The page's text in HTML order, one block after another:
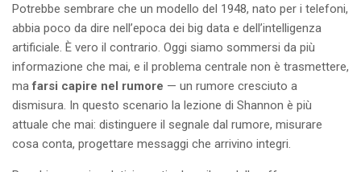
Potrebbe sembrare che un modello del 1948, nato per i telefoni,
abbia poco da dire nell’epoca dei big data e dell’intelligenza
artificiale. È vero il contrario. Oggi siamo sommersi da più
informazione che mai, e il problema centrale non è trasmettere,
mafarsi capire nel rumore — un rumore cresciuto a
dismisura. In questo scenario la lezione di Shannon è più
attuale che mai: distinguere il segnale dal rumore, misurare
cosa conta, progettare messaggi che arrivino integri.